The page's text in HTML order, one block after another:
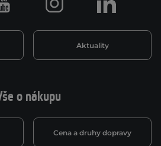
o nákupu
Cena a druhy dopravy
Aktuality
Youtube Instagram LinkedIn